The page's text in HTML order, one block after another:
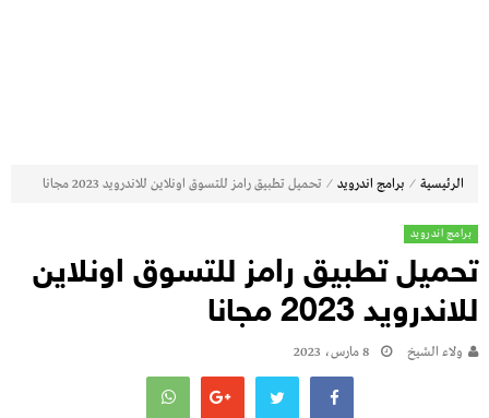
الرئيسية ⁄ برامج اندرويد ⁄ تحميل تطبيق رامز للتسوق اونلاين للاندرويد 2023 مجانا
برامج اندرويد
تحميل تطبيق رامز للتسوق اونلاين
للاندرويد 2023 مجانا
ولاء الشيخ 8 مارس، 2023